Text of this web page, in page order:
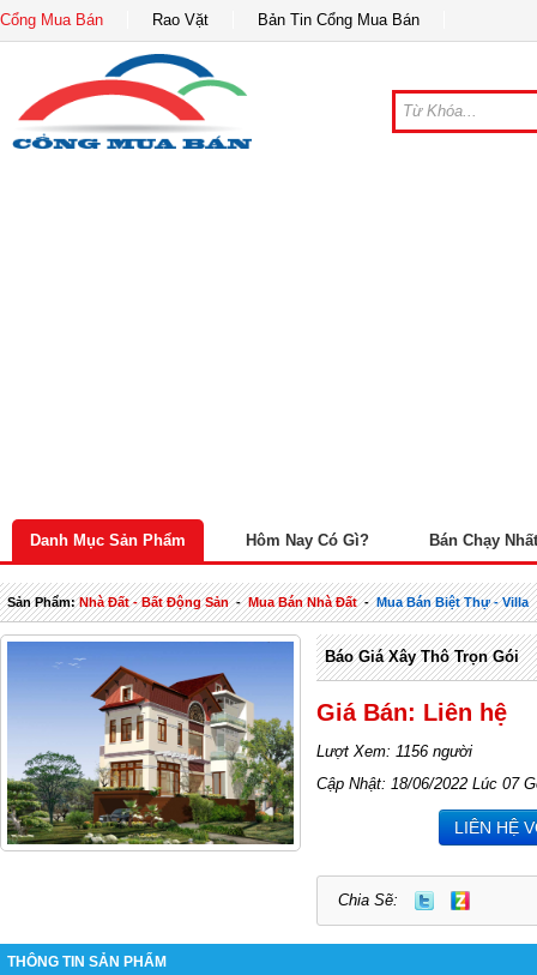
Cổng Mua Bán Rao Vặt Bản Tin Cổng Mua Bán
Danh Mục Sản Phẩm Hôm Nay Có Gì? Bán Chạy Nhất
Sản Phẩm:Nhà Đất - Bất Động Sản-Mua Bán Nhà Đất-Mua Bán Biệt Thự - Villa
Báo Giá Xây Thô Trọn Gói
Giá Bán: Liên hệ
Lượt Xem: 1156 người
Cập Nhật: 18/06/2022 Lúc 07
LIÊN HỆ
Chia Sẽ:
THÔNG TIN SẢN PHẨM